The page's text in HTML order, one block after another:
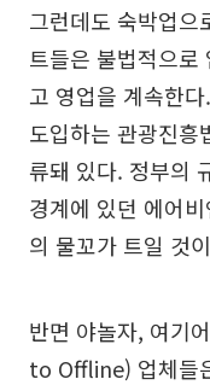
그런데도 숙박업으
트들은 불법적으로
고 영업을 계속한
도입하는 관광진흥
류돼 있다. 정부의
경계에 있던 에어
의 물꼬가 트일 것
반면 야놀자, 여기
to Offline) 업체들